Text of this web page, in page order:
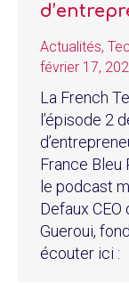
Actualités,
février 17,
La French
l’épisode 2
France Bleu
le podcast
Defaux
Gueroui,
écouter ici :